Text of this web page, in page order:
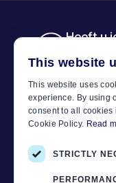
Heeft u
+30
Car Motor
Hersonissos,
+30
info@motor-
This website
This website uses
experience. By using
consent to all
Cookie Policy. Read
STRICTLY